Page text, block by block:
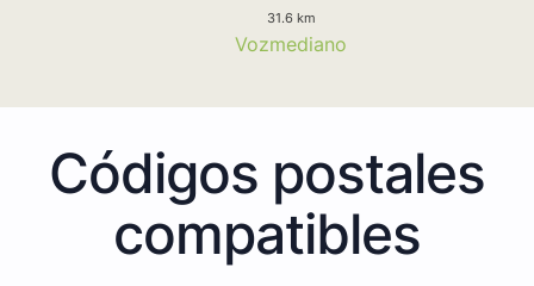
31.6 km
Vozmediano
Códigos postales
compatibles